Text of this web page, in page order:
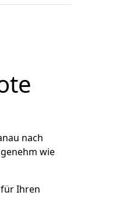
nach
wie
Ihren